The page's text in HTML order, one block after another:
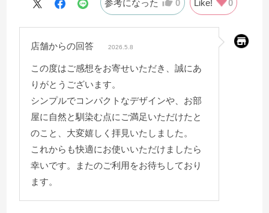
参考になった 0 Like! 0
店舗からの回答 2026.5.8
この度はご感想をお寄せいただき、誠にあ
りがとうございます。
シンプルでコンパクトなデザインや、お部
屋に自然と馴染む点にご満足いただけたと
のこと、大変嬉しく拝見いたしました。
これからも快適にお使いいただけましたら
幸いです。またのご利用をお待ちしており
ます。